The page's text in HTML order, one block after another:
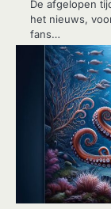
De afgelopen
het nieuws,
fans…